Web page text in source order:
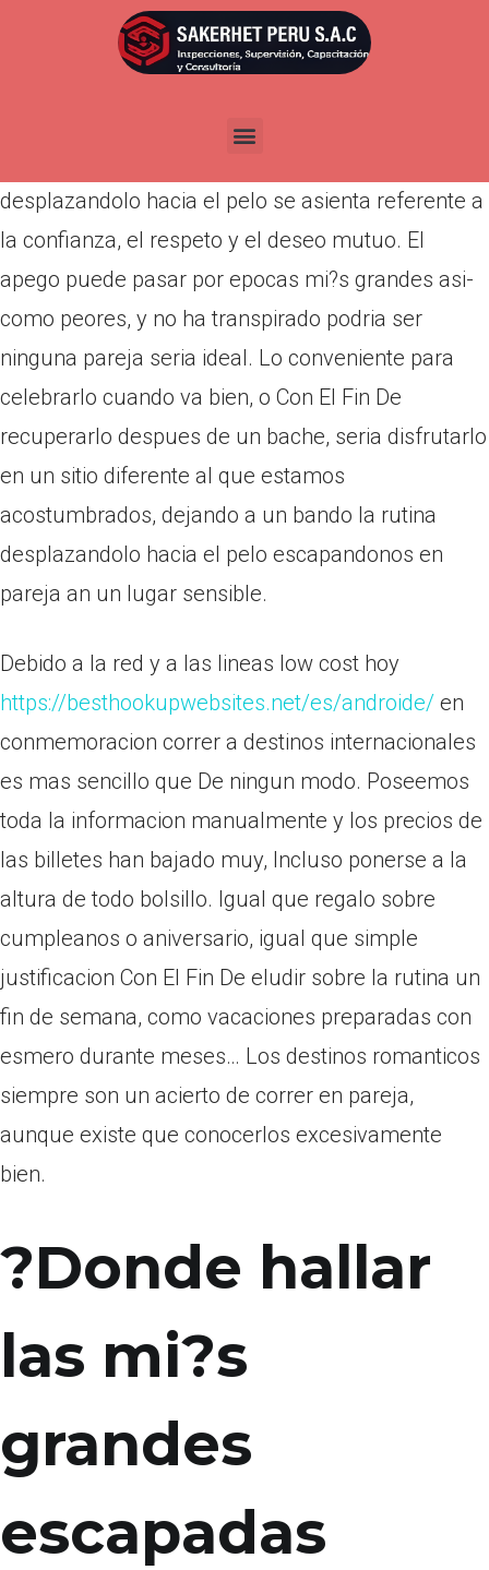
Publicada enmarzo 22, 2022
El amor en las tiempos que corren seri­a
desplazandolo hacia el pelo se asienta referente a
la confianza, el respeto y el deseo mutuo. El
apego puede pasar por epocas mi?s grandes asi­
como peores, y no ha transpirado podri­a ser
ninguna pareja seri­a ideal. Lo conveniente para
celebrarlo cuando va bien, o Con El Fin De
recuperarlo despues de un bache, seri­a disfrutarlo
en un sitio diferente al que estamos
acostumbrados, dejando a un bando la rutina
desplazandolo hacia el pelo escapandonos en
pareja an un lugar sensible.
Debido a la red y a las lineas low cost hoy
https://besthookupwebsites.net/es/androide/ en
conmemoracion correr a destinos internacionales
es mas sencillo que De ningun modo. Poseemos
toda la informacion manualmente y los precios de
las billetes han bajado muy, Incluso ponerse a la
altura de todo bolsillo. Igual que regalo sobre
cumpleanos o aniversario, igual que simple
justificacion Con El Fin De eludir sobre la rutina un
fin de semana, como vacaciones preparadas con
esmero durante meses… Los destinos romanticos
siempre son un acierto de correr en pareja,
aunque existe que conocerlos excesivamente
bien.
?Donde hallar
las mi?s
grandes
escapadas